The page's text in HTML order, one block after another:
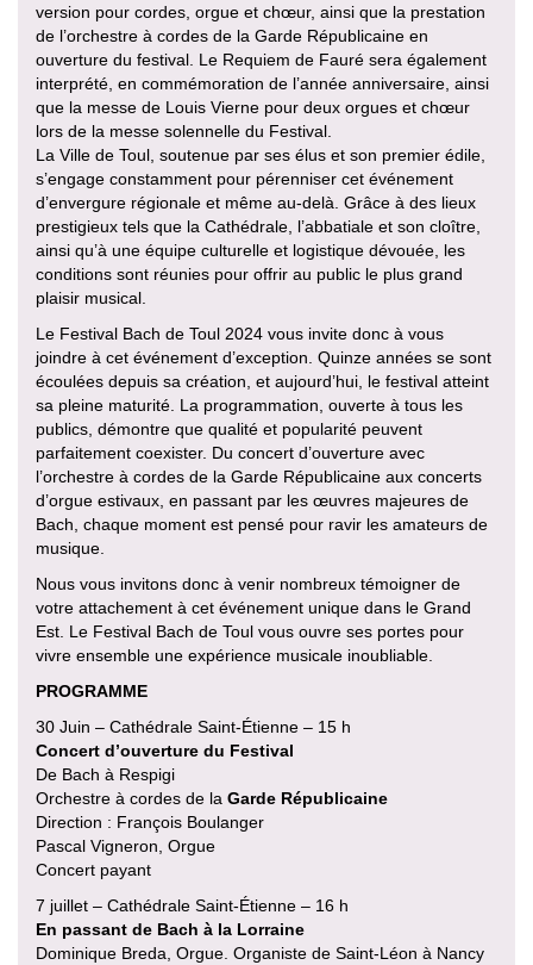
version pour cordes, orgue et chœur, ainsi que la prestation
de l’orchestre à cordes de la Garde Républicaine en
ouverture du festival. Le Requiem de Fauré sera également
interprété, en commémoration de l’année anniversaire, ainsi
que la messe de Louis Vierne pour deux orgues et chœur
lors de la messe solennelle du Festival.
La Ville de Toul, soutenue par ses élus et son premier édile,
s’engage constamment pour pérenniser cet événement
d’envergure régionale et même au-delà. Grâce à des lieux
prestigieux tels que la Cathédrale, l’abbatiale et son cloître,
ainsi qu’à une équipe culturelle et logistique dévouée, les
conditions sont réunies pour offrir au public le plus grand
plaisir musical.
Le Festival Bach de Toul 2024 vous invite donc à vous
joindre à cet événement d’exception. Quinze années se sont
écoulées depuis sa création, et aujourd’hui, le festival atteint
sa pleine maturité. La programmation, ouverte à tous les
publics, démontre que qualité et popularité peuvent
parfaitement coexister. Du concert d’ouverture avec
l’orchestre à cordes de la Garde Républicaine aux concerts
d’orgue estivaux, en passant par les œuvres majeures de
Bach, chaque moment est pensé pour ravir les amateurs de
musique.
Nous vous invitons donc à venir nombreux témoigner de
votre attachement à cet événement unique dans le Grand
Est. Le Festival Bach de Toul vous ouvre ses portes pour
vivre ensemble une expérience musicale inoubliable.
PROGRAMME
30 Juin – Cathédrale Saint-Étienne – 15 h
Concert d’ouverture du Festival
De Bach à Respigi
Orchestre à cordes de la Garde Républicaine
Direction : François Boulanger
Pascal Vigneron, Orgue
Concert payant
7 juillet – Cathédrale Saint-Étienne – 16 h
En passant de Bach à la Lorraine
Dominique Breda, Orgue. Organiste de Saint-Léon à Nancy